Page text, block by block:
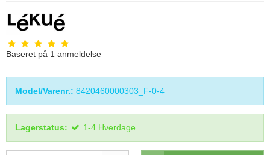
Baseret på 1 anmeldelse
Model/Varenr.: 8420460000303_F-0-4
Lagerstatus: 1-4 Hverdage